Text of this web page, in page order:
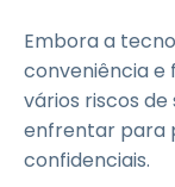
Embora a
conveniência e
vários riscos
enfrentar para
confidenciais.